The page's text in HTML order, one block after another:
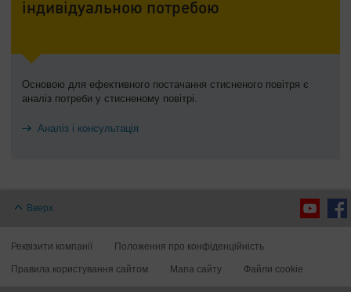
індивідуальною потребою
Основою для ефективного постачання стисненого повітря є
аналіз потреби у стисненому повітрі.
Аналіз і консультація
Вверх
Реквізити компанії Положення про конфіденційність
Правила користування сайтом Мапа сайту Файли cookie